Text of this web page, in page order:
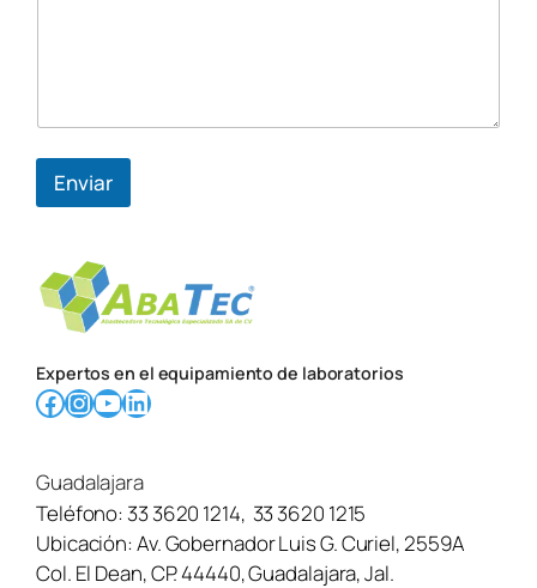
a
e
Enviar
Expertos en el equipamiento de laboratorios
Facebook InstagramYouTube LinkedIn
Guadalajara
Teléfono:33 3620 1214, 33 3620 1215
Ubicación:Av. Gobernador Luis G. Curiel, 2559A
Col. El Dean, CP. 44440, Guadalajara, Jal.